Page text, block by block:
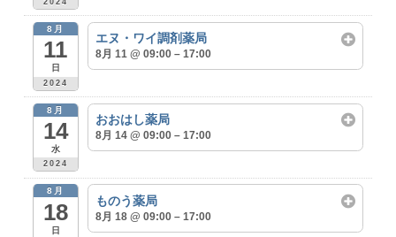
8月
11
日
2024
エヌ・ワイ調剤薬局
8月 11 @ 09:00 – 17:00
8月
14
水
2024
おおはし薬局
8月 14 @ 09:00 – 17:00
8月
18
日
ものう薬局
8月 18 @ 09:00 – 17:00